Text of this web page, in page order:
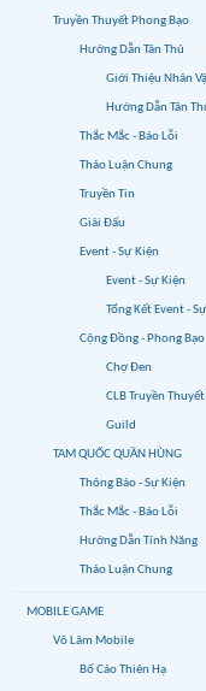
Truyền Thuyết Phong Bạo
Hướng Dẫn Tân Thủ
Giới Thiệu Nhân
Hướng Dẫn Tân
Thắc Mắc - Báo Lỗi
Thảo Luận Chung
Truyền Tin
Giải Đấu
Event - Sự Kiện
Event - Sự Kiện
Tổng Kết Event -
Cộng Đồng - Phong Bạo
Chợ Đen
CLB Truyền
Guild
TAM QUỐC QUẦN HÙNG
Thông Báo - Sự Kiện
Thắc Mắc - Báo Lỗi
Hướng Dẫn Tính Năng
Thảo Luận Chung
MOBILE GAME
Võ Lâm Mobile
Bố Cáo Thiên Hạ